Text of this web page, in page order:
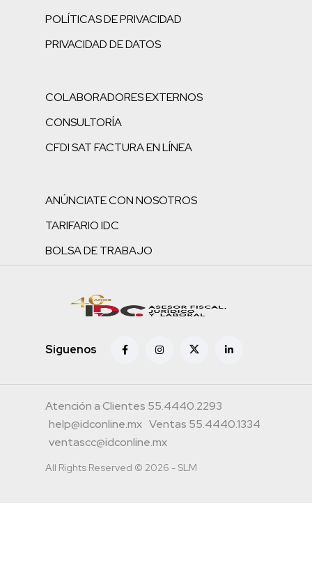
POLÍTICAS DE PRIVACIDAD
PRIVACIDAD DE DATOS
COLABORADORES EXTERNOS
CONSULTORÍA
CFDI SAT FACTURA EN LÍNEA
ANÚNCIATE CON NOSOTROS
TARIFARIO IDC
BOLSA DE TRABAJO
Siguenos
Atención a Clientes 55.4440.2293
help@idconline.mx Ventas 55.4440.1334
ventascc@idconline.mx
All Rights Reserved © 2026 - SLM